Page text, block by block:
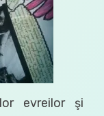
evreilor şi